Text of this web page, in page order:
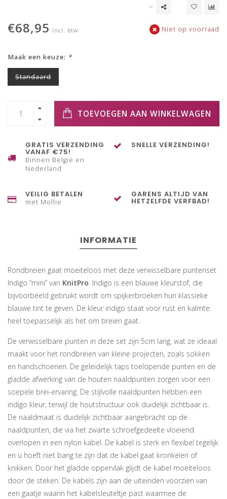
€68,95 Incl. btw Niet op voorraad
Maak een keuze: *
Standaard
TOEVOEGEN AAN WINKELWAGEN
GRATIS VERZENDING
VANAF €75!
Binnen België en
Nederland
SNELLE VERZENDING!
VEILIG BETALEN
met Mollie
GARENS ALTIJD VAN
HETZELFDE VERFBAD!
INFORMATIE
Rondbreien gaat moeiteloos met deze verwisselbare puntenset
Indigo “mini” van KnitPro. Indigo is een blauwe kleurstof, die
bijvoorbeeld gebruikt wordt om spijkerbroeken hun klassieke
blauwe tint te geven. De kleur indigo staat voor rust en kalmte:
heel toepasselijk als het om breien gaat.
De verwisselbare punten in deze set zijn 5cm lang, wat ze ideaal
maakt voor het rondbreien van kleine projecten, zoals sokken
en handschoenen. De geleidelijk taps toelopende punten en de
gladde afwerking van de houten naaldpunten zorgen voor een
soepele brei-ervaring. De stijlvolle naaldpunten hebben een
indigo kleur, terwijl de houtstructuur ook duidelijk zichtbaar is.
De naaldmaat is duidelijk zichtbaar aangebracht op de
naaldpunten, die via het zwarte schroefgedeelte vloeiend
overlopen in een nylon kabel. De kabel is sterk en flexibel tegelijk
en u hoeft niet bang te zijn dat de kabel gaat kronkelen of
knikken. Door het gladde oppervlak glijdt de kabel moeiteloos
door de steken. De kabels zijn aan de uiteinden voorzien van
een gaatje waarin het kabelsleuteltje past waarmee de